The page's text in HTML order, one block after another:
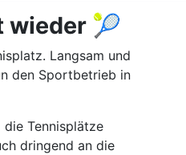
wieder 🎾
Langsam und
den Sportbetrieb in
die Tennisplätze
dringend an die